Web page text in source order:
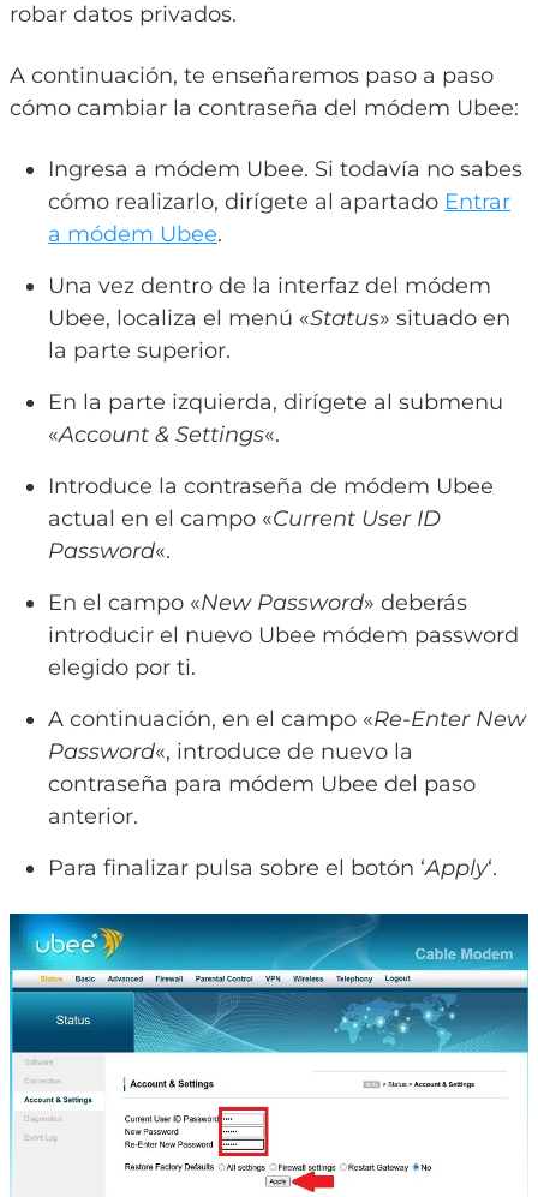
robar datos privados.
A continuación, te enseñaremos paso a paso
cómo cambiar la contraseña del módem Ubee:
Ingresa a módem Ubee. Si todavía no sabes
cómo realizarlo, dirígete al apartado Entrar
a módem Ubee.
Una vez dentro de la interfaz del módem
Ubee, localiza el menú «Status» situado en
la parte superior.
En la parte izquierda, dirígete al submenu
«Account & Settings«.
Introduce la contraseña de módem Ubee
actual en el campo «Current User ID
Password«.
En el campo «New Password» deberás
introducir el nuevo Ubee módem password
elegido por ti.
A continuación, en el campo «Re-Enter New
Password«, introduce de nuevo la
contraseña para módem Ubee del paso
anterior.
Para finalizar pulsa sobre el botón ‘Apply‘.